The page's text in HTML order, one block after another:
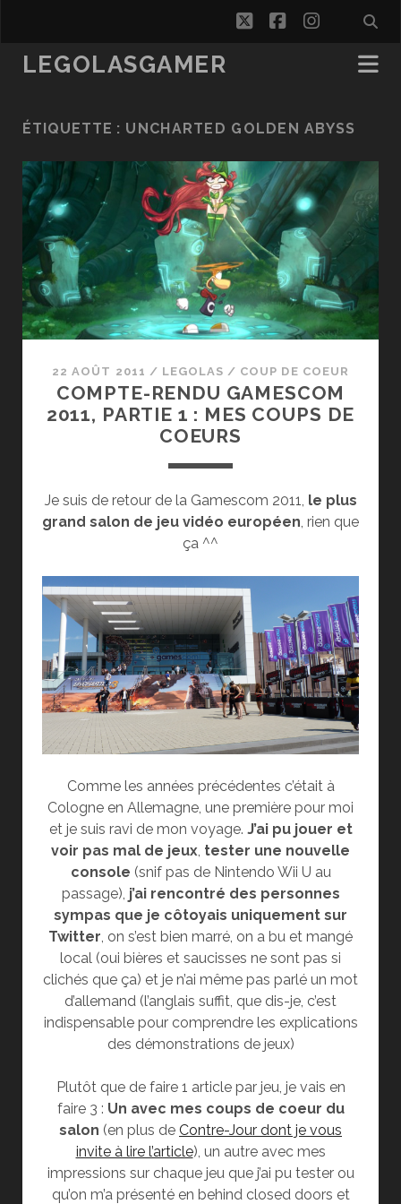
twitterfacebook
LEGOLASGAMER
ÉTIQUETTE : UNCHARTED GOLDEN ABYSS
22 AOÛT 2011 / LEGOLAS / COUP DE COEUR
COMPTE-RENDU GAMESCOM
2011, PARTIE 1 : MES COUPS DE
COEURS
Je suis de retour de la Gamescom 2011, le plus
grand salon de jeu vidéo européen, rien que
ça ^^
Comme les années précédentes c’était à
Cologne en Allemagne, une première pour moi
et je suis ravi de mon voyage. J’ai pu jouer et
voir pas mal de jeux tester une nouvelle
console (snif pas de Nintendo Wii U au
passage), j’ai rencontré des personnes
sympas que je côtoyais uniquement sur
Twitter , on s’est bien marré, on a bu et mangé
local (oui bières et saucisses ne sont pas si
clichés que ça) et je n’ai même pas parlé un mot
d’allemand (l’anglais suffit, que dis-je, c’est
indispensable pour comprendre les explications
des démonstrations de jeux)
Plutôt que de faire 1 article par jeu, je vais en
faire 3 : Un avec mes coups de coeur du
salon (en plus de Contre-Jour dont je vous
invite à lire l’article), un autre avec mes
impressions sur chaque jeu que j’ai pu tester ou
qu’on m’a présenté en behind closed doors et